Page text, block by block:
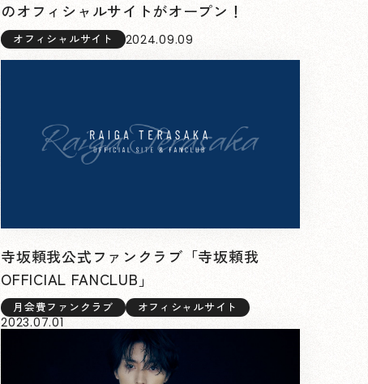
のオフィシャルサイトがオープン！
オフィシャルサイト 2024.09.09
寺坂頼我公式ファンクラブ「寺坂頼我
OFFICIAL FANCLUB」
月会費ファンクラブ オフィシャルサイト
2023.07.01